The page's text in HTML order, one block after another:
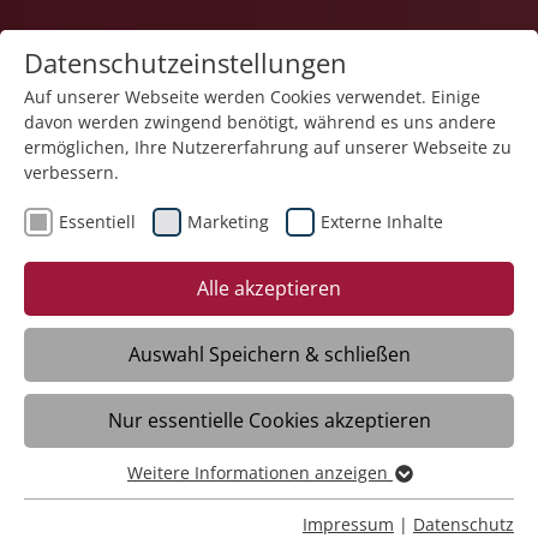
Pflege
Haus der Pflege St. Georg
Burladingen
Datenschutzeinstellungen
Auf unserer Webseite werden Cookies verwendet. Einige
davon werden zwingend benötigt, während es uns andere
ermöglichen, Ihre Nutzererfahrung auf unserer Webseite zu
verbessern.
Essentiell Marketing Externe Inhalte
Alle akzeptieren
Auswahl Speichern & schließen
Nur essentielle Cookies akzeptieren
Essentiell
Essentielle Cookies werden für grundlegende Funktionen
Weitere Informationen anzeigen
Impressum | Datenschutz